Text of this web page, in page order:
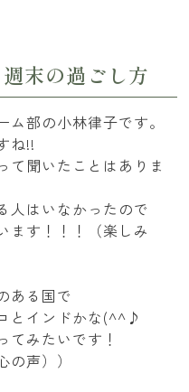
末の過ごし方
部の小林律子です。
ね!!
て聞いたことはありま
人はいなかったので
ます！！！（楽しみ
ある国で
とインドかな(^^♪
てみたいです！
の声））